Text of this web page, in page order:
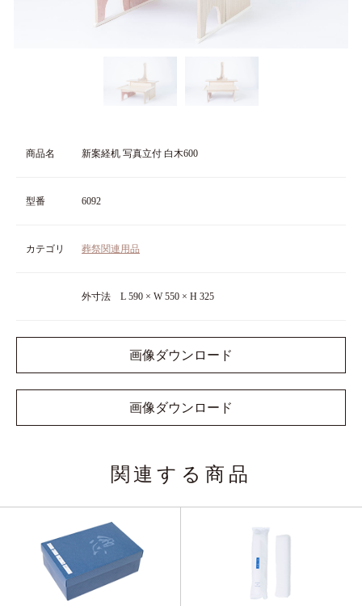
商品名 新案経机 写真立付 白木600
型番 6092
カテゴリ 葬祭関連用品
外寸法 L 590 × W 550 × H 325
画像ダウンロード
画像ダウンロード
関連する商品